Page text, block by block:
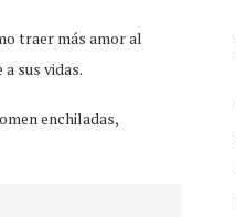
traer más amor al
sus vidas.
enchiladas,